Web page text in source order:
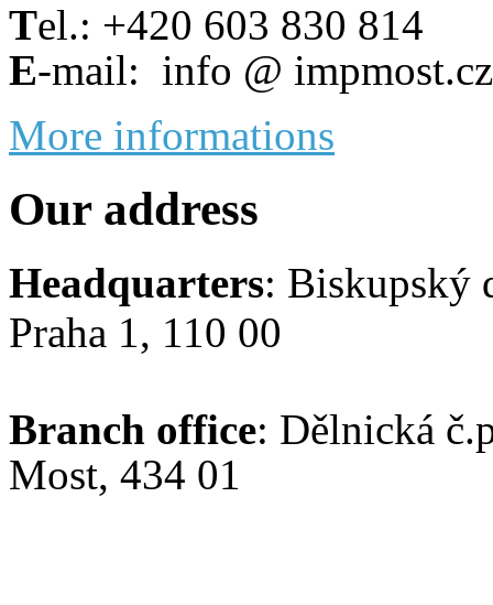
Tel.: +420 603 830 814
E-mail: info @ impmost.cz
More informations
Our address
Headquarters: Biskupský
Praha 1, 110 00
Branch office: Dělnická
Most, 434 01